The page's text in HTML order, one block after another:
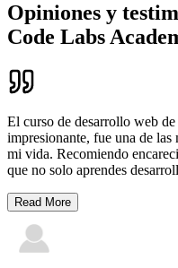
Opiniones y
Code Labs
El curso de desarrollo web
impresionante, fue una de las
mi vida. Recomiendo
que no solo aprendes
Read More